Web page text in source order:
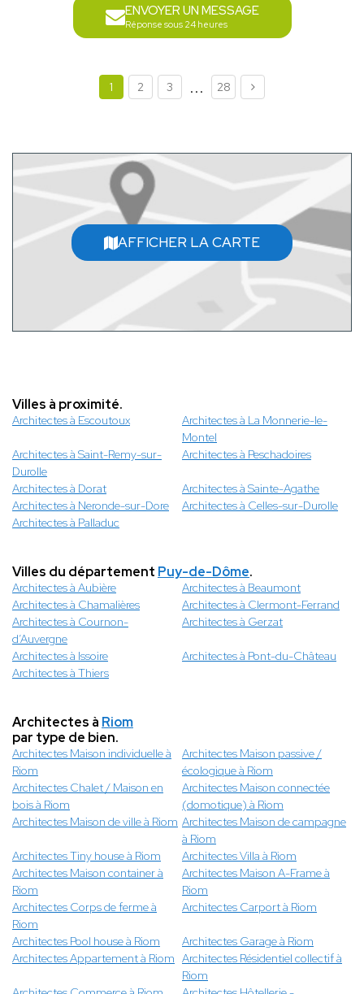
ENVOYER UN MESSAGE
Réponse sous 24 heures
1 2 3 ... 28
AFFICHER LA CARTE
Villes à proximité.
Architectes à Escoutoux
Architectes à La Monnerie-le-
Montel
Architectes à Saint-Remy-sur-
Durolle
Architectes à Peschadoires
Architectes à Dorat
Architectes à Sainte-Agathe
Architectes à Neronde-sur-Dore
Architectes à Celles-sur-Durolle
Architectes à Palladuc
Villes du département Puy-de-Dôme.
Architectes à Aubière
Architectes à Beaumont
Architectes à Chamalières
Architectes à Clermont-Ferrand
Architectes à Cournon-
d’Auvergne
Architectes à Gerzat
Architectes à Issoire
Architectes à Pont-du-Château
Architectes à Thiers
Architectes à Riom
par type de bien.
Architectes Maison individuelle à
Riom
Architectes Maison passive /
écologique à Riom
Architectes Chalet / Maison en
bois à Riom
Architectes Maison connectée
(domotique) à Riom
Architectes Maison de ville à Riom Architectes Maison de campagne
à Riom
Architectes Tiny house à Riom
Architectes Villa à Riom
Architectes Maison container à
Riom
Architectes Maison A-Frame à
Riom
Architectes Corps de ferme à
Riom
Architectes Carport à Riom
Architectes Pool house à Riom
Architectes Garage à Riom
Architectes Appartement à Riom Architectes Résidentiel collectif à
Riom